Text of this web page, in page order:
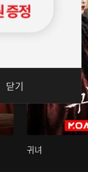
귀녀
닫기